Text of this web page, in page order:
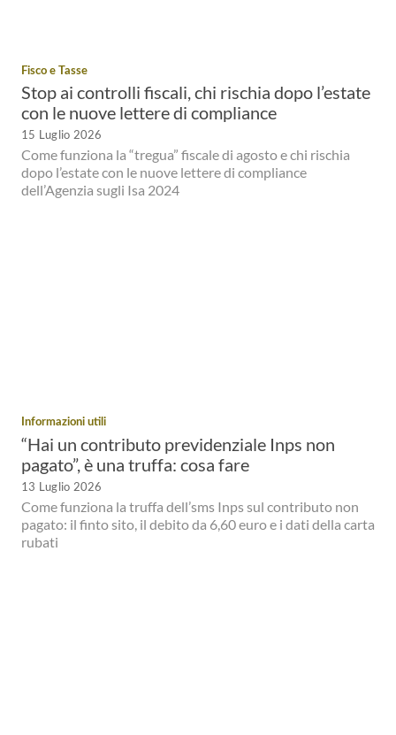
Fisco e Tasse
Stop ai controlli fiscali, chi rischia dopo l’estate
con le nuove lettere di compliance
15 Luglio 2026
Come funziona la “tregua” fiscale di agosto e chi rischia
dopo l’estate con le nuove lettere di compliance
dell’Agenzia sugli Isa 2024
Informazioni utili
“Hai un contributo previdenziale Inps non
pagato”, è una truffa: cosa fare
13 Luglio 2026
Come funziona la truffa dell’sms Inps sul contributo non
pagato: il finto sito, il debito da 6,60 euro e i dati della carta
rubati